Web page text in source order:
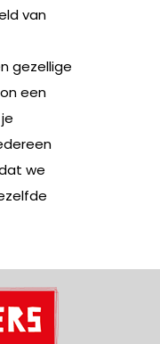
van
gezellige
een
we